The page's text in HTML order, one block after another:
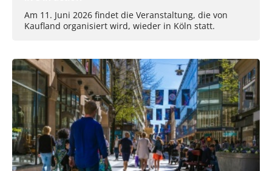
Am 11. Juni 2026 findet die Veranstaltung, die von
Kaufland organisiert wird, wieder in Köln statt.